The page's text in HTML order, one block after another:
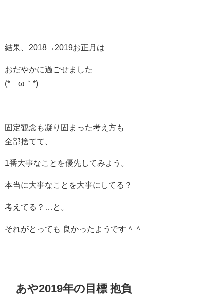
結果、2018→2019お正月は
おだやかに過ごせました
(*´ω｀*)
固定観念も凝り固まった考え方も
全部捨てて、
1番大事なことを優先してみよう。
本当に大事なことを大事にしてる？
考えてる？…と。
それがとっても 良かったようです＾＾
あや2019年の目標 抱負